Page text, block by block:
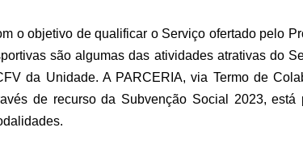
o objetivo de qualificar o Serviço ofertado pelo
são algumas das atividades atrativas do
da Unidade. A PARCERIA, via Termo de
de recurso da Subvenção Social 2023,